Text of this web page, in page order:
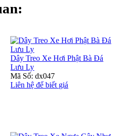
Dây Treo Xe Hơi Phật Bà Đá
Lưu Ly
Mã Số: dx047
Liên hệ để biết giá